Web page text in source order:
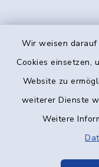
Wir weisen
Cookies einsetzen,
Website zu
weiterer Dienste
Weitere